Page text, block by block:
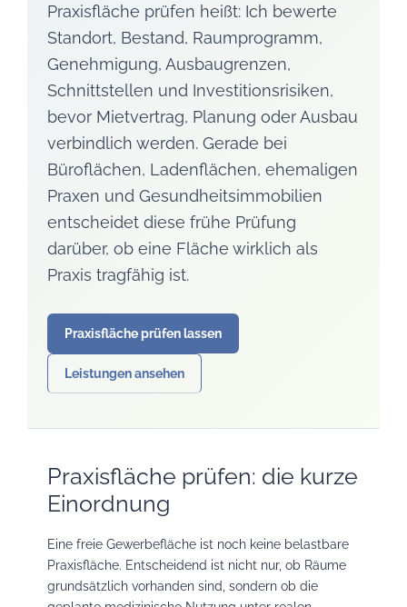
Praxisfläche prüfen heißt: Ich bewerte
Standort, Bestand, Raumprogramm,
Genehmigung, Ausbaugrenzen,
Schnittstellen und Investitionsrisiken,
bevor Mietvertrag, Planung oder Ausbau
verbindlich werden. Gerade bei
Büroflächen, Ladenflächen, ehemaligen
Praxen und Gesundheitsimmobilien
entscheidet diese frühe Prüfung
darüber, ob eine Fläche wirklich als
Praxis tragfähig ist.
Praxisfläche prüfen lassen
Leistungen ansehen
Praxisfläche prüfen: die kurze
Einordnung
Eine freie Gewerbefläche ist noch keine belastbare
Praxisfläche. Entscheidend ist nicht nur, ob Räume
grundsätzlich vorhanden sind, sondern ob die